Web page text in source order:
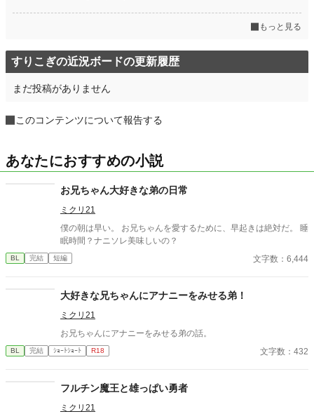
もっと見る
すりこぎの近況ボードの更新履歴
まだ投稿がありません
このコンテンツについて報告する
あなたにおすすめの小説
お兄ちゃん大好きな弟の日常
ミクリ21
僕の朝は早い。 お兄ちゃんを愛するために、早起きは絶対だ。 睡
眠時間？ナニソレ美味しいの？
BL 完結 短編 文字数：6,444
大好きな兄ちゃんにアナニーをみせる弟！
ミクリ21
お兄ちゃんにアナニーをみせる弟の話。
BL 完結 ｼｮｰﾄｼｮｰﾄ R18 文字数：432
フルチン魔王と雄っぱい勇者
ミクリ21